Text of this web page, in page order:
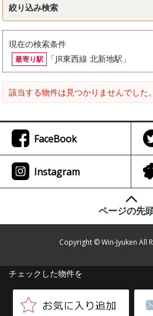
絞り込み検索
現在の検索条件
最寄り駅
「JR東西線 北新地駅 」
該当する物件は見つかりませんでした。
チェックした物件を
FaceBook
Instagram
ページの先
Copyright © Win-Jyuken All